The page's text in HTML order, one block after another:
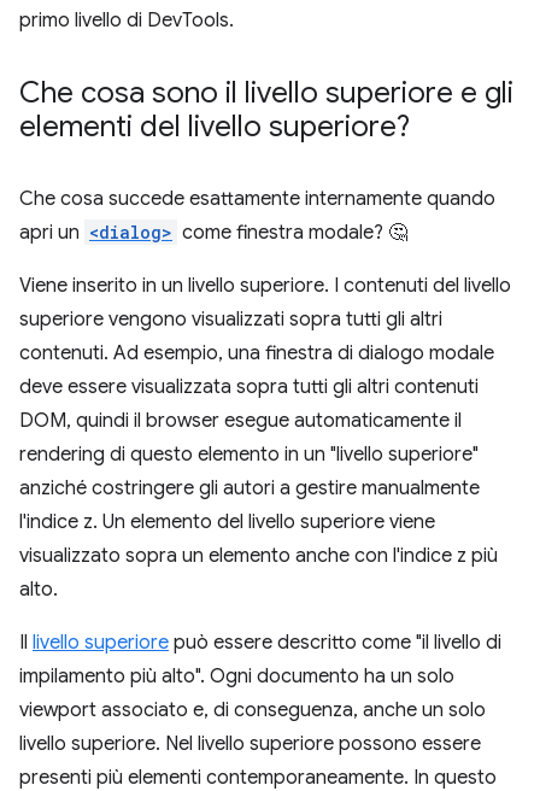
primo livello di DevTools.
Che cosa sono il livello superiore e gli
elementi del livello superiore?
Che cosa succede esattamente internamente quando
apri un <dialog> come finestra modale? 🤔
Viene inserito in un livello superiore. I contenuti del livello
superiore vengono visualizzati sopra tutti gli altri
contenuti. Ad esempio, una finestra di dialogo modale
deve essere visualizzata sopra tutti gli altri contenuti
DOM, quindi il browser esegue automaticamente il
rendering di questo elemento in un "livello superiore"
anziché costringere gli autori a gestire manualmente
l'indice z. Un elemento del livello superiore viene
visualizzato sopra un elemento anche con l'indice z più
alto.
Il livello superiore può essere descritto come "il livello di
impilamento più alto". Ogni documento ha un solo
viewport associato e, di conseguenza, anche un solo
livello superiore. Nel livello superiore possono essere
presenti più elementi contemporaneamente. In questo